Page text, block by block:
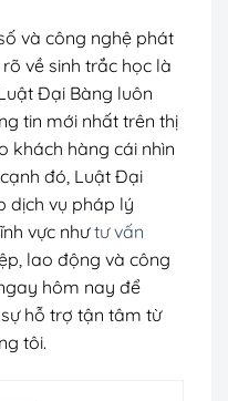
và công nghệ phát
về sinh trắc học là
Đại Bàng luôn
tin mới nhất trên thị
khách hàng cái nhìn
đó, Luật Đại
dịch vụ pháp lý
vực nhưtư vấn
lao động và công
hôm nay để
hỗ trợ tận tâm từ
tôi.